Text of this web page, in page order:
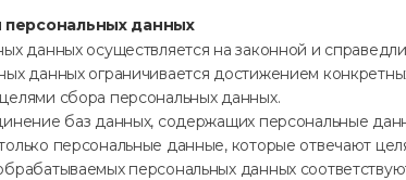
данных
данных осуществляется на законной и
данных ограничивается достижением
сбора персональных данных.
баз данных, содержащих персональные
персональные данные, которые отвечают
персональных данных